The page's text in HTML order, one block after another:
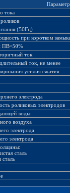
тока
(50Гц)
при коротком
ПВ=50%
ток
ток, не менее
усилия сжатия
электрода
роликовых электродов
воды
воздуха
электрода
электрода
сталь